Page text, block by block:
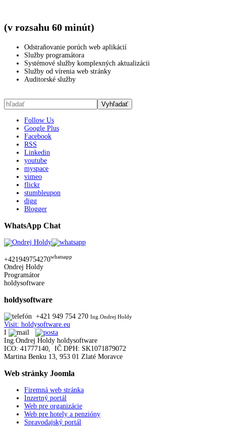
(v rozsahu 60 minút)
Odstraňovanie porúch web aplikácií
Služby programátora
Systémové služby komplexných aktualizácii
Služby od vírenia web stránky
Auditorské služby
Follow Us
Google Plus
Facebook
RSS
Linkedin
youtube
myspace
vimeo
flickr
stumbleupon
digg
Blogger
WhatsApp Chat
+421949754270whatsapp
Ondrej Holdy
Programátor
holdysoftware
holdysoftware
+421 949 754 270 Ing.Ondrej Holdy
Visit: holdysoftware.eu
I
Ing.Ondrej Holdy holdysoftware
ICO: 41777140, IČ DPH: SK1071879072
Martina Benku 13, 953 01 Zlaté Moravce
Web stránky Joomla
Firemná web stránka
Inzertný portál
Web pre organizácie
Web pre hotely a penzióny
Spravodajský portál